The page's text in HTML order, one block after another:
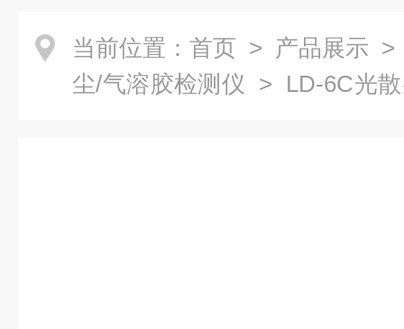
当前位置： 首页 > 产品展示
尘/气溶胶检测仪 > LD-6C光